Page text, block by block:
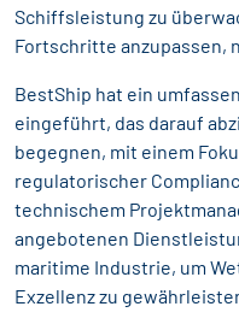
Schiffsleistung zu
Fortschritte anzupassen,
BestShip hat ein
eingeführt, das darauf
begegnen, mit einem
regulatorischer
technischem
angebotenen
maritime Industrie, um
Exzellenz zu